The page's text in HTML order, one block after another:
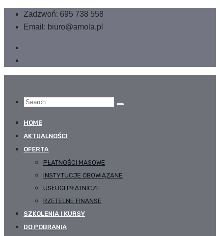
Zadzwoń: 695 738 558
Email: biuro@amola.pl
HOME
AKTUALNOŚCI
OFERTA
PŁATNOŚCI MASOWE
INSTYTUCJE OBOWIĄZANE
USŁUGI PŁATNICZE
RZETELNE FINANSE
SZKOLENIA I KURSY
DO POBRANIA